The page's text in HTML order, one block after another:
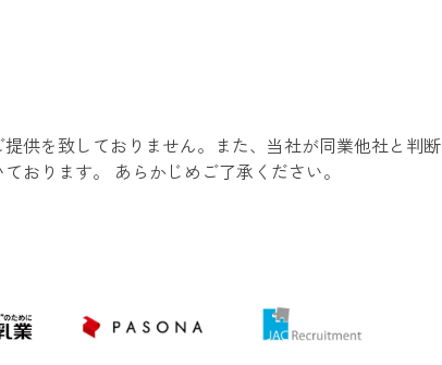
供を致しておりません。また、当社が同業他社と判断
おります。 あらかじめご了承ください。